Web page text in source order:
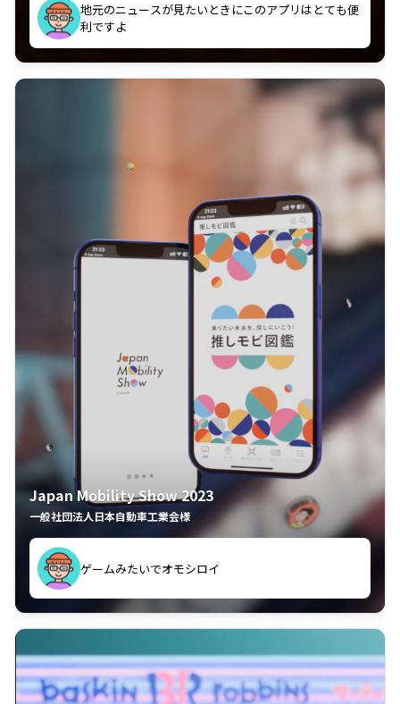
中京テレビのおもしろ番組が視聴可能地域外からも見
れるの嬉しいポイント
いつも利用させていただいております！
Japan Mobility Show 2023
一般社団法人日本自動車工業会様
ゲームみたいでオモシロイ
久々のモーターショーがアプリでもっと楽しめました